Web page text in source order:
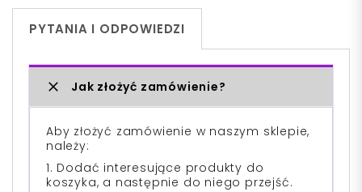
PYTANIA I ODPOWIEDZI
Jak złożyć zamówienie?
Aby złożyć zamówienie w naszym sklepie,
należy:
1. Dodać interesujące produkty do
koszyka, a następnie do niego przejść.